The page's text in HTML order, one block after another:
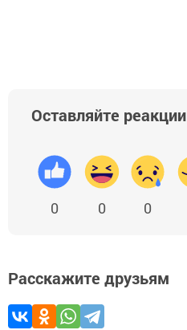
Оставляйте реакции
0 0 0
Расскажите друзьям